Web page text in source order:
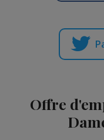
Offre